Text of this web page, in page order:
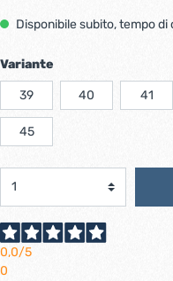
Disponibile subito, tempo di
Variante
39 40 41
45
0,0/5
0